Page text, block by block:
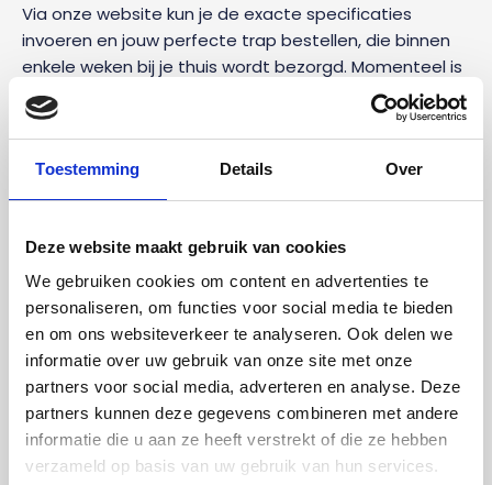
Toestemming Details Over
Deze website maakt gebruik van cookies
We gebruiken cookies om content en advertenties te
personaliseren, om functies voor social media te bieden
en om ons websiteverkeer te analyseren. Ook delen we
informatie over uw gebruik van onze site met onze
partners voor social media, adverteren en analyse. Deze
partners kunnen deze gegevens combineren met andere
informatie die u aan ze heeft verstrekt of die ze hebben
verzameld op basis van uw gebruik van hun services.
Via onze website kun je de exacte specificaties
invoeren en jouw perfecte trap bestellen, die binnen
enkele weken bij je thuis wordt bezorgd. Momenteel is
de levertijd ongeveer 3 tot 5 weken nadat we een
akkoord van jou hebben gekregen op de
productietekening.
Snel geleverd en gemonteerd
Een groot voordeel van Snelle Trappenwinkel is de
snelle levering en eenvoudige montage. Na jouw
bestelling zorgen wij ervoor dat alle onderdelen op
maat worden gemaakt en binnen drie tot vijf
werkweken worden geleverd.
Onze trappen worden geleverd in handige
bouwpakketten met losse onderdelen die wij op
maakt hebben gemaakt. Dit zorgt voor een snelle